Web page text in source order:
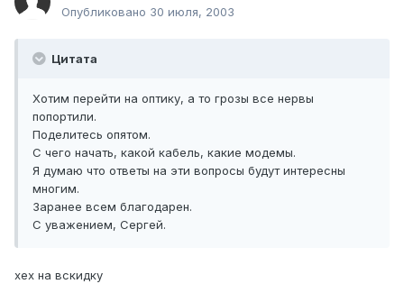
Опубликовано 30 июля, 2003
Цитата
Хотим перейти на оптику, а то грозы все нервы
попортили.
Поделитесь опятом.
С чего начать, какой кабель, какие модемы.
Я думаю что ответы на эти вопросы будут интересны
многим.
Заранее всем благодарен.
С уважением, Сергей.
хех на вскидку